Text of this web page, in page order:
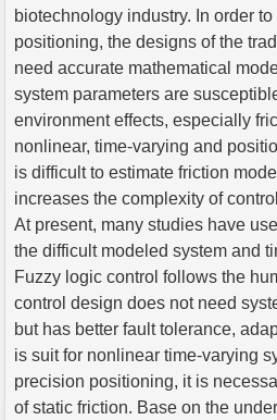
biotechnology industry. In order
positioning, the designs of the
need accurate mathematical
system parameters are
environment effects, especially
nonlinear, time-varying and
is difficult to estimate friction
increases the complexity of
At present, many studies have
the difficult modeled system and
Fuzzy logic control follows the
control design does not need
but has better fault tolerance,
is suit for nonlinear time-varying
precision positioning, it is
of static friction. Base on the